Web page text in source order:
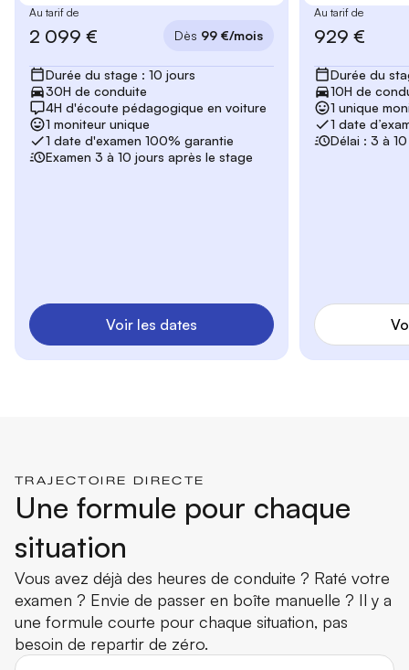
Au tarif de
2 099 € Dès 99 €/mois
Durée du stage : 10 jours
30H de conduite
4H d'écoute pédagogique en voiture
1 moniteur unique
1 date d'examen 100% garantie
Examen 3 à 10 jours après le stage
Voir les dates
Au tarif de
929 €
Durée du
10H de
1 unique
1 date
Délai : 3 à
TRAJECTOIRE DIRECTE
Une formule pour chaque
situation
Vous avez déjà des heures de conduite ? Raté votre
examen ? Envie de passer en boîte manuelle ? Il y a
une formule courte pour chaque situation, pas
besoin de repartir de zéro.